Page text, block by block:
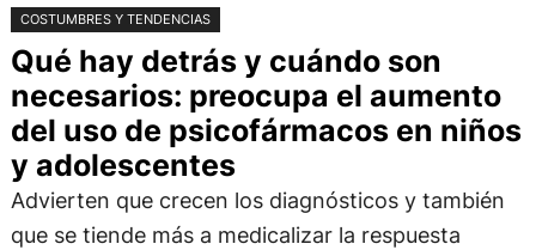
COSTUMBRES Y TENDENCIAS
Qué hay detrás y cuándo son
necesarios: preocupa el aumento
del uso de psicofármacos en niños
y adolescentes
Advierten que crecen los diagnósticos y también
que se tiende más a medicalizar la respuesta